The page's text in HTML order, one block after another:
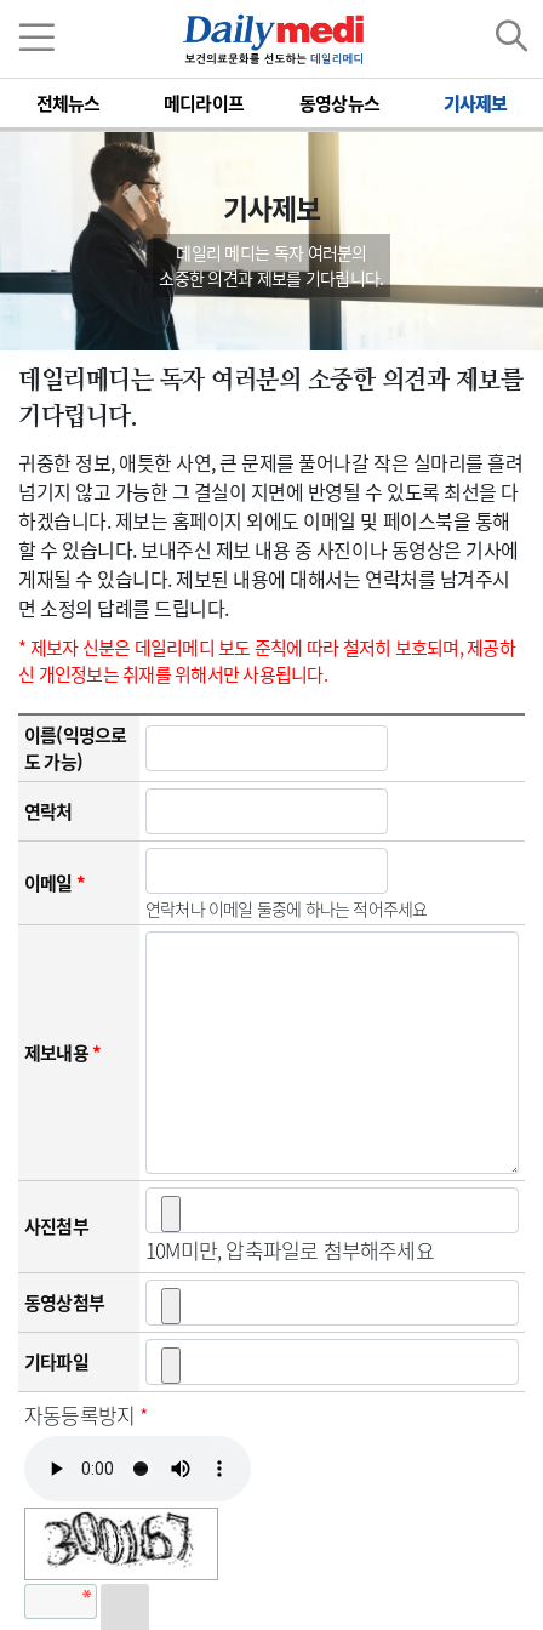
전체뉴스 메디라이프 동영상뉴스 기사제보
기사제보
데일리 메디는 독자 여러분의
소중한 의견과 제보를 기다립니다.
데일리메디는 독자 여러분의 소중한 의견과 제보를
기다립니다.
귀중한 정보, 애틋한 사연, 큰 문제를 풀어나갈 작은 실마리를 흘려
넘기지 않고 가능한 그 결실이 지면에 반영될 수 있도록 최선을 다
하겠습니다. 제보는 홈페이지 외에도 이메일 및 페이스북을 통해
할 수 있습니다. 보내주신 제보 내용 중 사진이나 동영상은 기사에
게재될 수 있습니다. 제보된 내용에 대해서는 연락처를 남겨주시
면 소정의 답례를 드립니다.
* 제보자 신분은 데일리메디 보도 준칙에 따라 철저히 보호되며, 제공하
신 개인정보는 취재를 위해서만 사용됩니다.
이름(익명으로
도 가능)
연락처
이메일*
연락처나 이메일 둘중에 하나는 적어주세요
제보내용*
사진첨부
10M미만, 압축파일로 첨부해주세요
동영상첨부
기타파일
자동등록방지 *